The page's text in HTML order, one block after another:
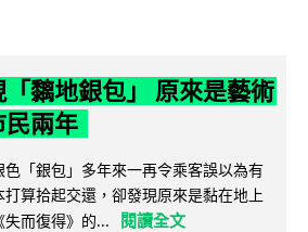
黐地銀包」 原來是藝術
民兩年
「銀包」多年來一再令乘客誤以為有
算拾起交還，卻發現原來是黏在地上
而復得》的...
閱讀全文